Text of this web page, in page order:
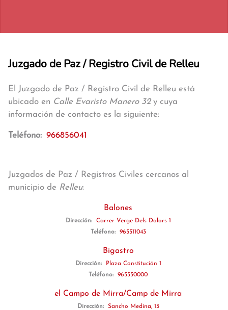
Juzgado de Paz / Registro Civil de Relleu
El Juzgado de Paz / Registro Civil de Relleu está
ubicado en Calle Evaristo Manero 32y cuya
información de contacto es la siguiente:
Teléfono: 966856041
Juzgados de Paz / Registros Civiles cercanos al
municipio de Relleu:
Balones
Dirección:
Carrer Verge Dels Dolors 1
Teléfono:
965511043
Bigastro
Dirección:
Plaza Constitución 1
Teléfono:
965350000
el Campo de Mirra/Camp de Mirra
Dirección:
Sancho Medina, 13